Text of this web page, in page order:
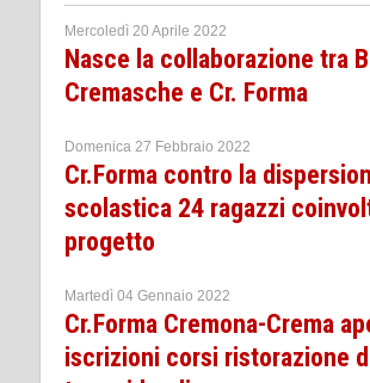
Mercoledì 20 Aprile 2022
Nasce la collaborazione tra
Cremasche e Cr. Forma
Domenica 27 Febbraio 2022
Cr.Forma contro la
scolastica 24 ragazzi
progetto
Martedì 04 Gennaio 2022
Cr.Forma Cremona-Crema
iscrizioni corsi ristorazione